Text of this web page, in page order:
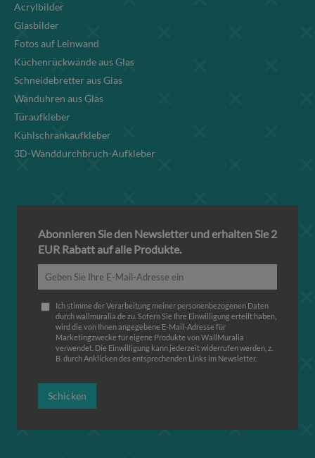
Acrylbilder
Glasbilder
Fotos auf Leinwand
Küchenrückwände aus Glas
Schneidebretter aus Glas
Wanduhren aus Glas
Türaufkleber
Kühlschrankaufkleber
3D-Wanddurchbruch-Aufkleber
Abonnieren Sie den Newsletter und erhalten Sie 2
EUR Rabatt auf alle Produkte.
Ich stimme der Verarbeitung meiner personenbezogenen Daten
durch wallmuralia.de zu. Sofern Sie Ihre Einwilligung erteilt haben,
wird die von Ihnen angegebene E-Mail-Adresse für
Marketingzwecke für eigene Produkte von WallMuralia
verwendet. Die Einwilligung kann jederzeit widerrufen werden, z.
B. durch Anklicken des entsprechenden Links im Newsletter.
Schicken